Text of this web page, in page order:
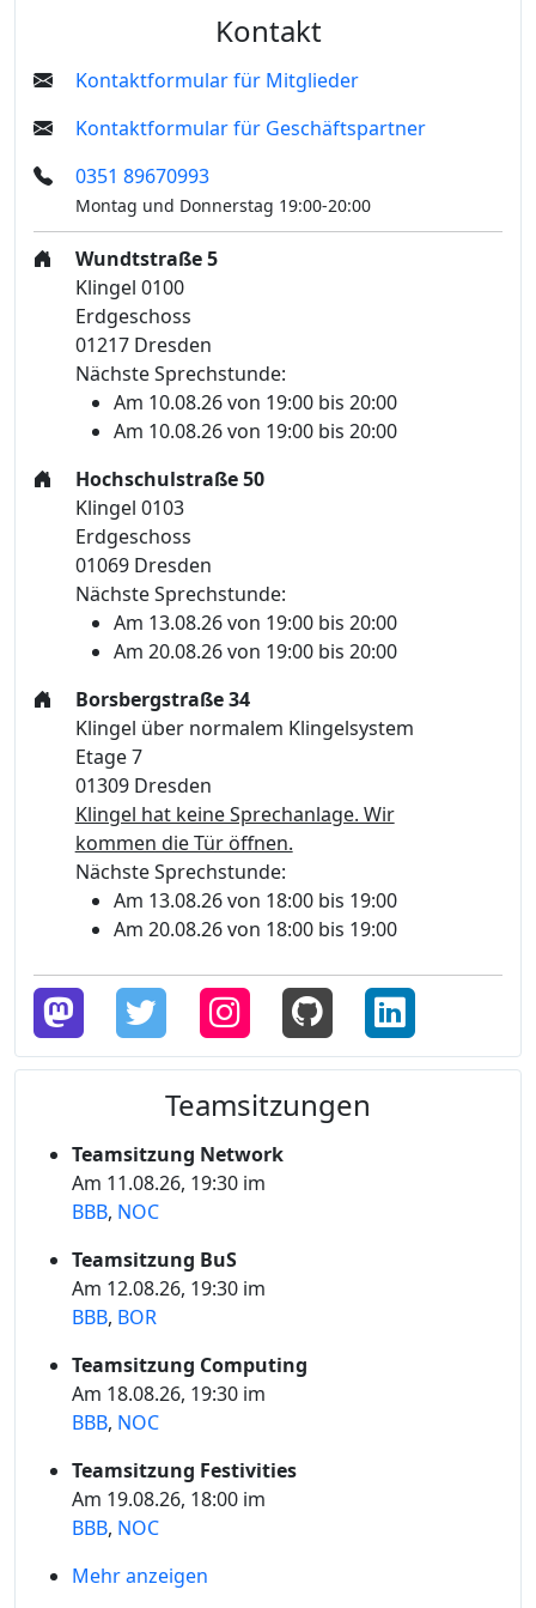
Kontakt
Kontaktformular für Mitglieder
Kontaktformular für Geschäftspartner
0351 89670993
Montag und Donnerstag 19:00-20:00
Wundtstraße 5
Klingel 0100
Erdgeschoss
01217 Dresden
Nächste Sprechstunde:
Am 10.08.26 von 19:00 bis 20:00
Am 10.08.26 von 19:00 bis 20:00
Hochschulstraße 50
Klingel 0103
Erdgeschoss
01069 Dresden
Nächste Sprechstunde:
Am 13.08.26 von 19:00 bis 20:00
Am 20.08.26 von 19:00 bis 20:00
Borsbergstraße 34
Klingel über normalem Klingelsystem
Etage 7
01309 Dresden
Klingel hat keine Sprechanlage. Wir
kommen die Tür öffnen.
Nächste Sprechstunde:
Am 13.08.26 von 18:00 bis 19:00
Am 20.08.26 von 18:00 bis 19:00
Teamsitzungen
Teamsitzung Network
Am 11.08.26, 19:30 im
BBB, NOC
Teamsitzung BuS
Am 12.08.26, 19:30 im
BBB, BOR
Teamsitzung Computing
Am 18.08.26, 19:30 im
BBB, NOC
Teamsitzung Festivities
Am 19.08.26, 18:00 im
BBB, NOC
Mehr anzeigen